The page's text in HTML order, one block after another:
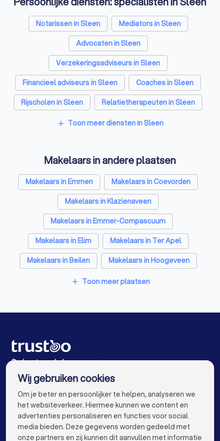
Notarissen in Sleen
Mediators in Sleen
Advocaten in Sleen
Verzekeringsadviseurs in Sleen
Financieel adviseurs in Sleen
Coaches in Sleen
Rijscholen in Sleen
Relatietherapeuten in Sleen
Psychologen in Sleen
Belastingadviseurs in Sleen
Personal trainers in Sleen
Diëtisten in Sleen
add Toon meer diensten in Sleen
Makelaars in andere plaatsen
Makelaars in Emmen
Makelaars in Coevorden
Makelaars in Klazienaveen
Makelaars in Emmer-Compascuum
Makelaars in Elim
Makelaars in Ter Apel
Makelaars in Beilen
Makelaars in Hoogeveen
Makelaars in Hardenberg
Makelaars in Stadskanaal
Makelaars in Eindhoven
Makelaars in Groningen
Makelaars in Almere
Makelaars in Breda
Makelaars in Nijmegen
Makelaars in Enschede
Makelaars in Haarlem
Makelaars in Arnhem
Makelaars in Amersfoort
Makelaars in Apeldoorn
Makelaars in Den Bosch
add Toon meer plaatsen
De beste makelaars voor jou
Wij gebruiken cookies
Om je beter en persoonlijker te helpen, analyseren we
het websiteverkeer. Hiermee kunnen we content en
advertenties personaliseren en functies voor social
media bieden. Deze gegevens worden gedeeld met
onze partners en zij kunnen dit aanvullen met informatie